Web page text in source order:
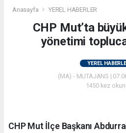
Anasayfa YEREL HABERLER
CHP Mut’ta
yönetimi
YEREL
(MA) - MUTAJANS |
1450 kez
CHP Mut İlçe Başkanı